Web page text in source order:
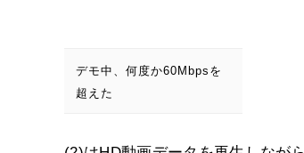
デモ中、何度か60Mbpsを
超えた